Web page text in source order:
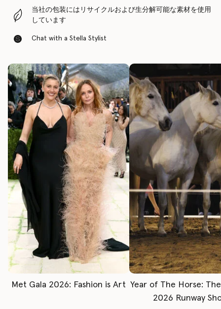
当社の包装にはリサイクルおよび生分解可能な素材を使用
しています
Chat with a Stella Stylist
Met Gala 2026: Fashion is Art Year of The Horse:
2026 Runway